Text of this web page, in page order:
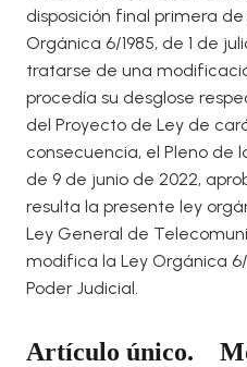
disposición final primera
Orgánica 6/1985, de 1 de
tratarse de una
procedía su desglose
del Proyecto de Ley de
consecuencia, el Pleno de
de 9 de junio de 2022,
resulta la presente ley
Ley General de
modifica la Ley Orgánica 6/
Poder Judicial.
Artículo único.